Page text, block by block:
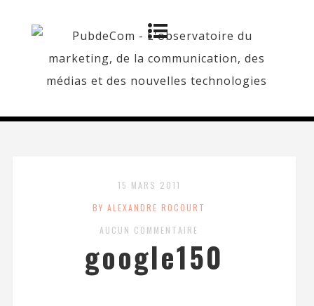
15 MARS 2011
BY ALEXANDRE ROCOURT
AUCUN COMMENTAIRE
google150